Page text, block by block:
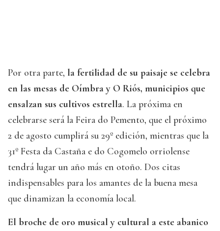
Por otra parte, la fertilidad de su paisaje se celebra
en las mesas de Oímbra y O Riós, municipios que
ensalzan sus cultivos estrella. La próxima en
celebrarse será la Feira do Pemento, que el próximo
2 de agosto cumplirá su 29º edición, mientras que la
31º Festa da Castaña e do Cogomelo orriolense
tendrá lugar un año más en otoño. Dos citas
indispensables para los amantes de la buena mesa
que dinamizan la economía local.
El broche de oro musical y cultural a este abanico